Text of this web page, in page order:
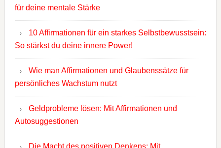
für deine mentale Stärke
10 Affirmationen für ein starkes Selbstbewusstsein:
So stärkst du deine innere Power!
Wie man Affirmationen und Glaubenssätze für
persönliches Wachstum nutzt
Geldprobleme lösen: Mit Affirmationen und
Autosuggestionen